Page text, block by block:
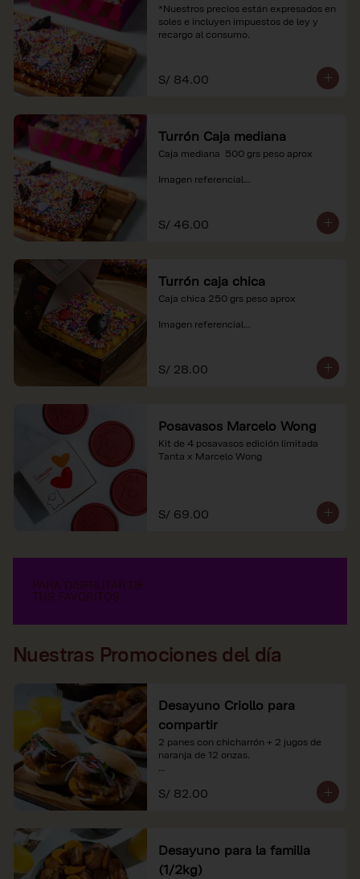
*Nuestros precios están expresados en
soles e incluyen impuestos de ley y
recargo al consumo.
S/ 84.00
Turrón Caja mediana
Caja mediana  500 grs peso aprox
Imagen referencial
soles e incluyen impuestos de ley y
recargo al consumo.
S/ 46.00
Turrón caja chica
Caja chica 250 grs peso aprox
Imagen referencial
soles e incluyen impuestos de ley y
recargo al consumo.
S/ 28.00
Posavasos Marcelo Wong
Kit de 4 posavasos edición limitada
Tanta x Marcelo Wong
S/ 69.00
Nuestras Promociones del día
Desayuno Criollo para
compartir
2 panes con chicharrón + 2 jugos de
naranja de 12 onzas.
*Nuestros precios están expresados en
soles e incluyen impuestos de ley y
S/ 82.00
Desayuno para la familia
(1/2kg)